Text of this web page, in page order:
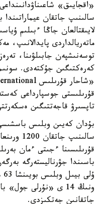
لايىقتالعان جاڭا ءبىلىم
ماتەريالداردى
توسەنىشپەن جابىلۋىنا،
كەرەكتىگىن جۇكتەدى.
قۇرىلىستى جوسپارداعى
تاپسىرۋ قاجەتتىگىن
بۇدان كەيىن وبلىس باسشىسى
سالىنىپ
قۇرىلىسىنا ءجىتى ءمان
باسىندا جۋرناليستەرگە
ونىڭ 14 ى «نۇرلى
جاتقانىن جەتكىزدى.